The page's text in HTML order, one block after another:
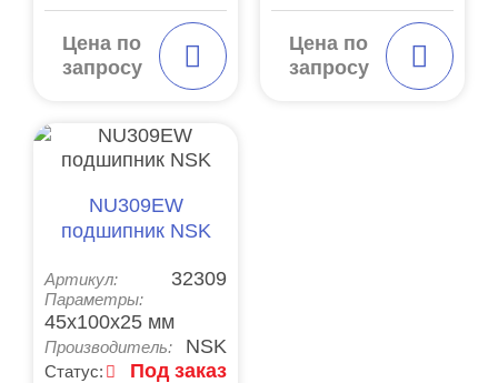
Цена по
запросу
Цена по
запросу
NU309EW
подшипник NSK
Артикул: 32309
Параметры:
45x100x25 мм
Производитель: NSK
Статус: Под заказ